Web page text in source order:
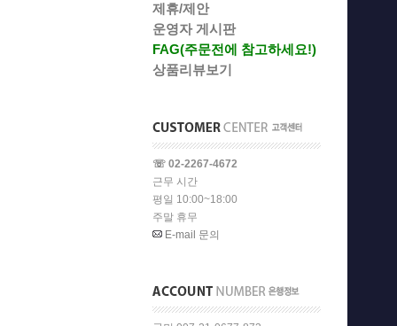
제휴/제안
운영자 게시판
FAG(주문전에 참고하세요!)
상품리뷰보기
☏ 02-2267-4672
근무 시간
평일 10:00~18:00
주말 휴무
E-mail 문의